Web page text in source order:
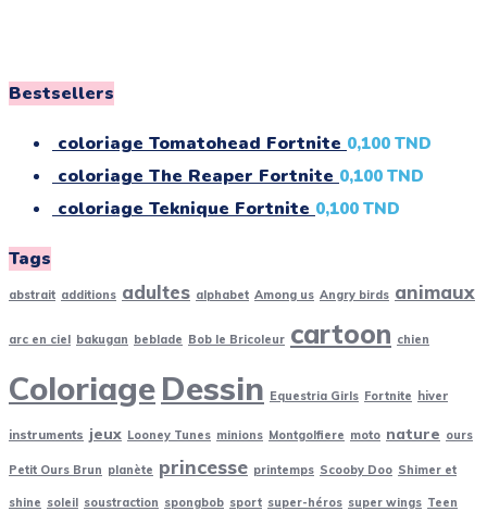
Bestsellers
coloriage Tomatohead Fortnite 0,100 TND
coloriage The Reaper Fortnite 0,100 TND
coloriage Teknique Fortnite 0,100 TND
Tags
abstrait additions adultes alphabet Among us Angry birds animaux
arc en ciel bakugan beblade Bob le Bricoleur cartoon chien
ColoriageDessin Equestria Girls Fortnite hiver
instruments jeux Looney Tunes minions Montgolfiere moto nature ours
Petit Ours Brun planète princesse printemps Scooby Doo Shimer et
shine soleil soustraction spongbob sport super-héros super wings Teen